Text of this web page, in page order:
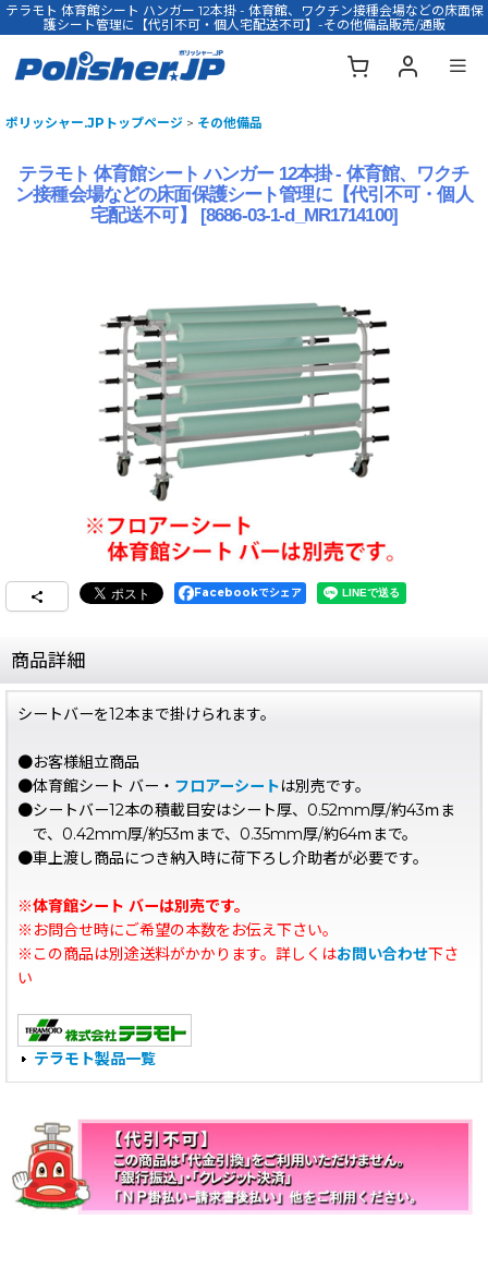
テラモト 体育館シート ハンガー 12本掛 - 体育館、ワクチン接種会場などの床面保
護シート管理に【代引不可・個人宅配送不可】-その他備品販売/通販
ポリッシャー.JPトップページ > その他備品
テラモト 体育館シート ハンガー 12本掛 - 体育館、ワクチ
ン接種会場などの床面保護シート管理に【代引不可・個人
宅配送不可】
[8686-03-1-d_MR1714100]
Facebookでシェア
商品詳細
シートバーを12本まで掛けられます。
●お客様組立商品
●体育館シート バー・ フロアーシートは別売です。
●シートバー12本の積載目安はシート厚、0.52mm厚/約43ｍま
で、0.42mm厚/約53ｍまで、0.35mm厚/約64ｍまで。
●車上渡し商品につき納入時に荷下ろし介助者が必要です。
※体育館シート バーは別売です。
※お問合せ時にご希望の本数をお伝え下さい。
※この商品は別途送料がかかります。詳しくはお問い合わせ下さ
い
テラモト製品一覧